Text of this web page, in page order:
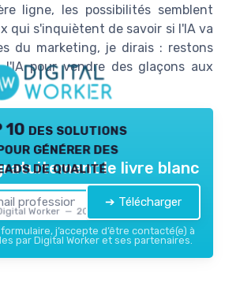
ligne, les possibilités semblent
qui s'inquiètent de savoir si l'IA va
du marketing, je dirais : restons
pour vendre des glaçons aux
10 des solutions
générer des
de qualité
Worker — 2026
le livre blanc
➔ Télécharger
j’accepte d’être contacté(e) à
par Digital Worker et ses partenaires.